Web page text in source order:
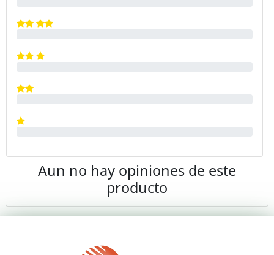
Aun no hay opiniones de este
producto